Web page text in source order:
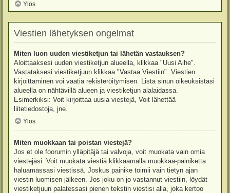
Ylös
Viestien lähetyksen ongelmat
Miten luon uuden viestiketjun tai lähetän vastauksen?
Aloittaaksesi uuden viestiketjun alueella, klikkaa "Uusi Aihe".
Vastataksesi viestiketjuun klikkaa "Vastaa Viestiin". Viestien
kirjoittaminen voi vaatia rekisteröitymisen. Lista sinun oikeuksistasi
alueella on nähtävillä alueen ja viestiketjun alalaidassa.
Esimerkiksi: Voit kirjoittaa uusia viestejä, Voit lähettää
liitetiedostoja, jne.
Ylös
Miten muokkaan tai poistan viestejä?
Jos et ole foorumin ylläpitäjä tai valvoja, voit muokata vain omia
viestejäsi. Voit muokata viestiä klikkaamalla muokkaa-painiketta
haluamassasi viestissä. Joskus painike toimii vain tietyn ajan
viestin luomisen jälkeen. Jos joku on jo vastannut viestiin, löydät
viestiketjuun palatessasi pienen tekstin viestisi alla, joka kertoo